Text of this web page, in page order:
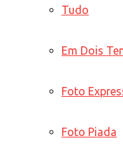
Tudo
Em Dois
Foto
Foto Piada